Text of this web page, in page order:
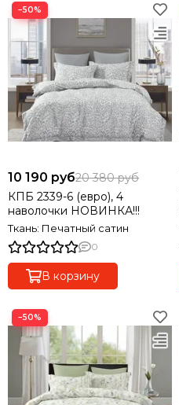
−50%
10 190 руб20 380 руб
КПБ 2339-6 (евро), 4
наволочки НОВИНКА!!!
Ткань: Печатный сатин
0
В корзину
−50%